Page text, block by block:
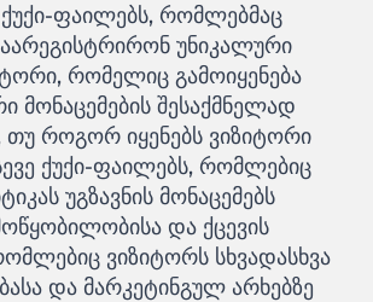
ფაილებს, რომლებმაც
უნიკალური
რომელიც გამოიყენება
მონაცემების შესაქმნელად
თუ როგორ იყენებს ვიზიტორი
ქუქი-ფაილებს, რომლებიც
უგზავნის მონაცემებს
და ქცევის
ვიზიტორს სხვადასხვა
და მარკეტინგულ არხებზე